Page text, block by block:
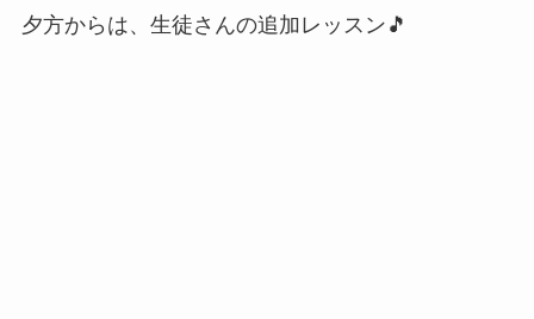
夕方からは、生徒さんの追加レッスン🎵